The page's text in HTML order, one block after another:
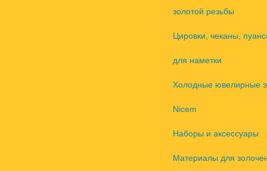
золотой резьбы
Цировки, чеканы,
для наметки
Холодные ювелирные
Nicem
Наборы и аксессуары
Материалы для